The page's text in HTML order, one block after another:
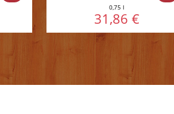
0,75 l
31,86 €